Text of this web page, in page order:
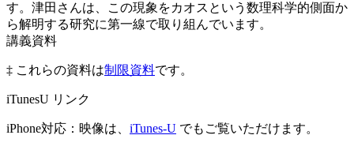
す。津田さんは、この現象をカオスという数理科学的側面か
ら解明する研究に第一線で取り組んでいます。
講義資料
‡ これらの資料は制限資料です。
iTunesU リンク
iPhone対応：映像は、 iTunes-U でもご覧いただけます。